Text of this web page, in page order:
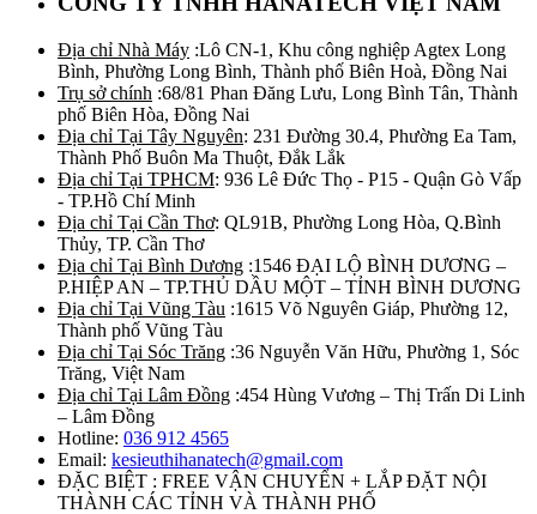
Địa chỉ Nhà Máy :Lô CN-1, Khu công nghiệp Agtex Long
Bình, Phường Long Bình, Thành phố Biên Hoà, Đồng Nai
Trụ sở chính :68/81 Phan Đăng Lưu, Long Bình Tân, Thành
phố Biên Hòa, Đồng Nai
Địa chỉ Tại Tây Nguyên: 231 Đường 30.4, Phường Ea Tam,
Thành Phố Buôn Ma Thuột, Đắk Lắk
Địa chỉ Tại TPHCM: 936 Lê Đức Thọ - P15 - Quận Gò Vấp
- TP.Hồ Chí Minh
Địa chỉ Tại Cần Thơ: QL91B, Phường Long Hòa, Q.Bình
Thủy, TP. Cần Thơ
Địa chỉ Tại Bình Dương :1546 ĐẠI LỘ BÌNH DƯƠNG –
P.HIỆP AN – TP.THỦ DẦU MỘT – TỈNH BÌNH DƯƠNG
Địa chỉ Tại Vũng Tàu :1615 Võ Nguyên Giáp, Phường 12,
Thành phố Vũng Tàu
Địa chỉ Tại Sóc Trăng :36 Nguyễn Văn Hữu, Phường 1, Sóc
Trăng, Việt Nam
Địa chỉ Tại Lâm Đồng :454 Hùng Vương – Thị Trấn Di Linh
– Lâm Đồng
Hotline: 036 912 4565
Email: kesieuthihanatech@gmail.com
ĐẶC BIỆT : FREE VẬN CHUYỂN + LẮP ĐẶT NỘI
THÀNH CÁC TỈNH VÀ THÀNH PHỐ